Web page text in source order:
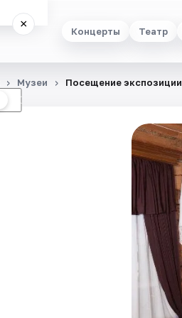
Концерты Театр
×
☾
Музеи Посещение экспозиции